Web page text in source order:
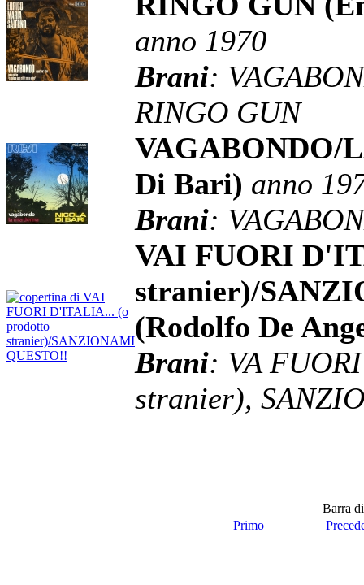
anno 1970
Brani:
RINGO GUN
VAGABONDO/
Di Bari) anno
Brani:
VAI FUORI
stranier)/
(Rodolfo De
Brani: VA
stranier),
Barra
Primo